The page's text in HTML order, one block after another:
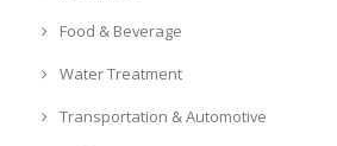
Food & Beverage
Water Treatment
Transportation & Automotive